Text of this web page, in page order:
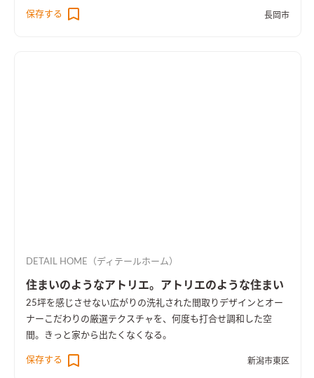
保存する
長岡市
DETAIL HOME（ディテールホーム）
住まいのようなアトリエ。アトリエのような住まい
25坪を感じさせない広がりの洗礼された間取りデザインとオー
ナーこだわりの厳選テクスチャを、何度も打合せ調和した空
間。きっと家から出たくなくなる。
保存する 新潟市東区